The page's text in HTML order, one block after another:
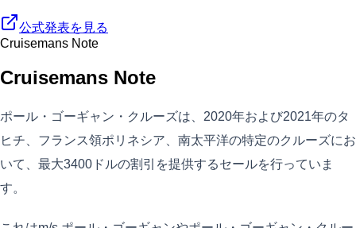
公式発表を見る
Cruisemans Note
Cruisemans Note
ポール・ゴーギャン・クルーズは、2020年および2021年のタ
ヒチ、フランス領ポリネシア、南太平洋の特定のクルーズにお
いて、最大3400ドルの割引を提供するセールを行っていま
す。